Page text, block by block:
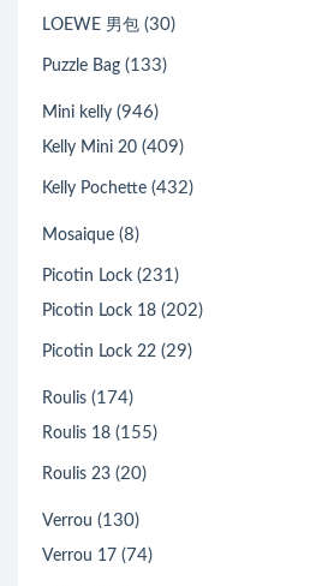
LOEWE 男包 (30)
Puzzle Bag (133)
Mini kelly (946)
Kelly Mini 20 (409)
Kelly Pochette (432)
Mosaique (8)
Picotin Lock (231)
Picotin Lock 18 (202)
Picotin Lock 22 (29)
Roulis (174)
Roulis 18 (155)
Roulis 23 (20)
Verrou (130)
Verrou 17 (74)